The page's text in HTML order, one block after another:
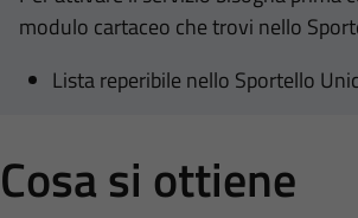
modulo cartaceo che trovi nello
Lista reperibile nello Sportello
Cosa si ottiene